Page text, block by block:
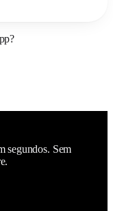
segundos. Sem